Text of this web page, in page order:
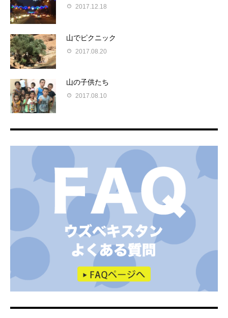
2017.12.18
山でピクニック
2017.08.20
山の子供たち
2017.08.10